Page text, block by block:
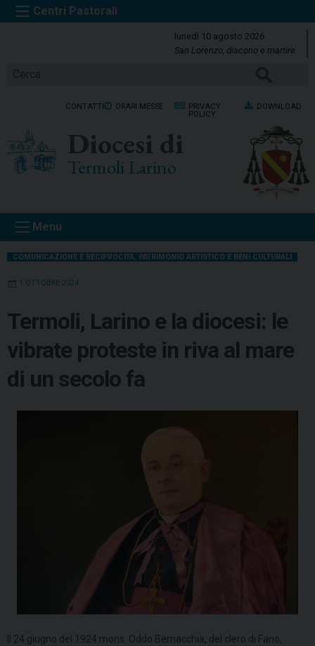
k
t
lunedì 10 agosto 2026
San Lorenzo, diacono e martire
CONTATTI ORARI MESSE
PRIVACY
POLICY
DOWNLOAD
Diocesi di
Termoli Larino
Menu
COMUNICAZIONE E RECIPROCITÀ, PATRIMONIO ARTISTICO E BENI CULTURALI
1 OTTOBRE 2024
Termoli, Larino e la diocesi: le
vibrate proteste in riva al mare
di un secolo fa
Il 24 giugno del 1924 mons. Oddo Bernacchia, del clero di Fano,